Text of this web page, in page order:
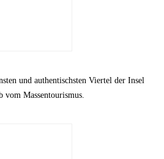
und authentischsten Viertel der Insel
vom Massentourismus.